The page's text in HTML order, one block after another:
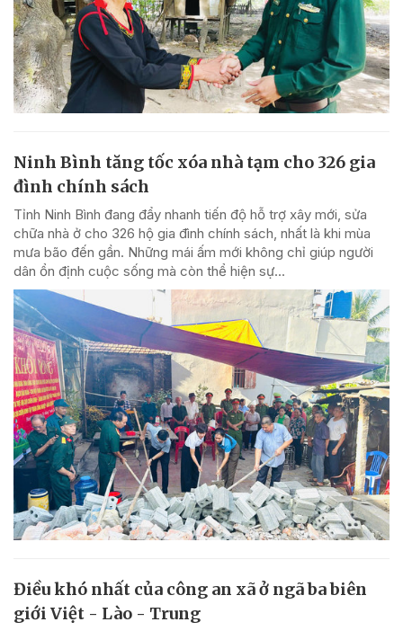
Ninh Bình tăng tốc xóa nhà tạm cho 326 gia
đình chính sách
Tỉnh Ninh Bình đang đẩy nhanh tiến độ hỗ trợ xây mới, sửa
chữa nhà ở cho 326 hộ gia đình chính sách, nhất là khi mùa
mưa bão đến gần. Những mái ấm mới không chỉ giúp người
dân ổn định cuộc sống mà còn thể hiện sự...
Điều khó nhất của công an xã ở ngã ba biên
giới Việt - Lào - Trung